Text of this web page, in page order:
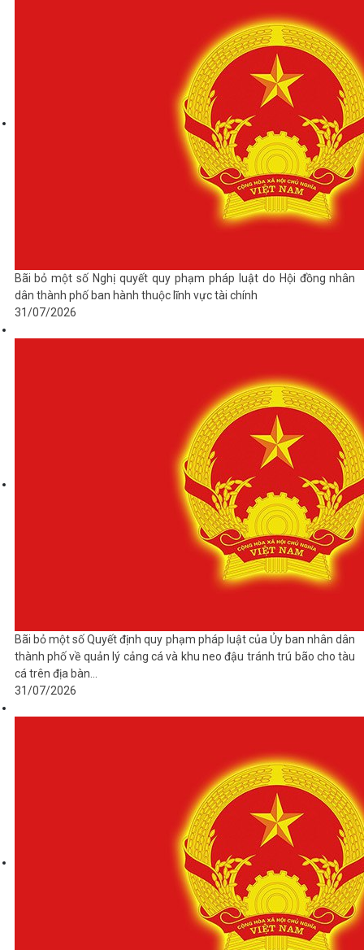
Bãi bỏ một số Nghị quyết quy phạm pháp luật do Hội đồng nhân
dân thành phố ban hành thuộc lĩnh vực tài chính
31/07/2026
Bãi bỏ một số Quyết định quy phạm pháp luật của Ủy ban nhân dân
thành phố về quản lý cảng cá và khu neo đậu tránh trú bão cho tàu
cá trên địa bàn...
31/07/2026